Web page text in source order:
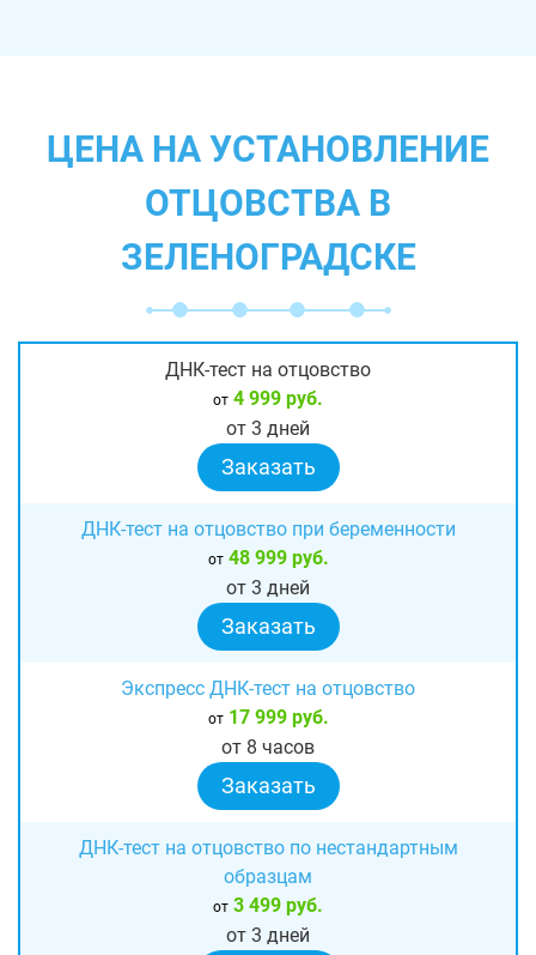
ЦЕНА НА УСТАНОВЛЕНИЕ
ОТЦОВСТВА В
ЗЕЛЕНОГРАДСКЕ
ДНК-тест на отцовство
от 4 999 руб.
от 3 дней
Заказать
ДНК-тест на отцовство при беременности
от48 999 руб.
от 3 дней
Заказать
Экспресс ДНК-тест на отцовство
от17 999 руб.
от 8 часов
Заказать
ДНК-тест на отцовство по нестандартным
образцам
от 3 499 руб.
от 3 дней